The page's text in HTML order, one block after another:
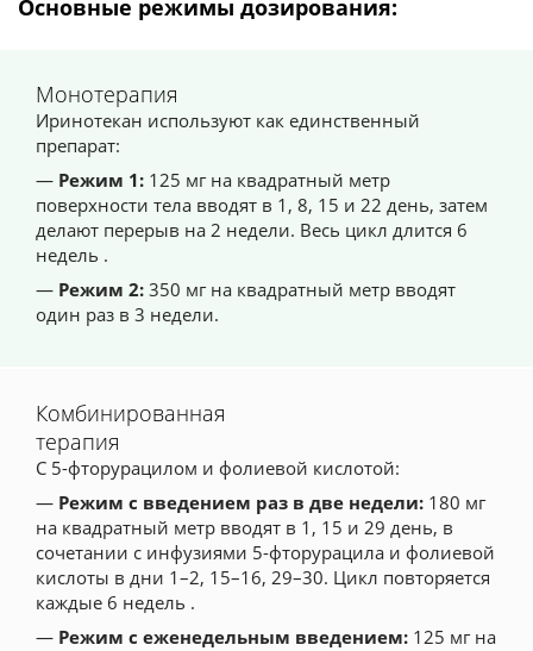
Основные режимы дозирования:
Монотерапия
Иринотекан используют как единственный
препарат:
— Режим 1: 125 мг на квадратный метр
поверхности тела вводят в 1, 8, 15 и 22 день, затем
делают перерыв на 2 недели. Весь цикл длится 6
недель .
— Режим 2: 350 мг на квадратный метр вводят
один раз в 3 недели.
Комбинированная
терапия
С 5-фторурацилом и фолиевой кислотой:
— Режим с введением раз в две недели: 180 мг
на квадратный метр вводят в 1, 15 и 29 день, в
сочетании с инфузиями 5-фторурацила и фолиевой
кислоты в дни 1–2, 15–16, 29–30. Цикл повторяется
каждые 6 недель .
— Режим с еженедельным введением: 125 мг на